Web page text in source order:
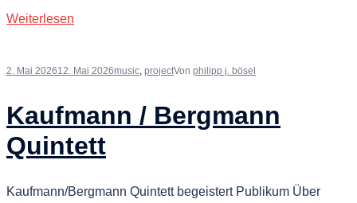
Weiterlesen
2. Mai 202612. Mai 2026music, projectVon philipp j. bösel
Kaufmann / Bergmann
Quintett
Kaufmann/Bergmann Quintett begeistert Publikum Über